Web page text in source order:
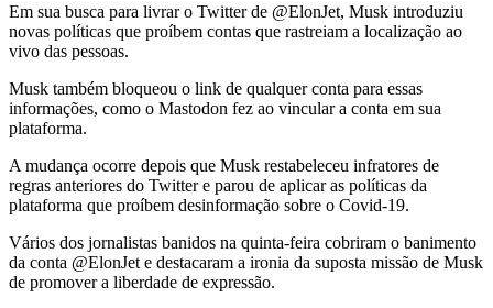
Em sua busca para livrar o Twitter de @ElonJet, Musk introduziu
novas políticas que proíbem contas que rastreiam a localização ao
vivo das pessoas.
Musk também bloqueou o link de qualquer conta para essas
informações, como o Mastodon fez ao vincular a conta em sua
plataforma.
A mudança ocorre depois que Musk restabeleceu infratores de
regras anteriores do Twitter e parou de aplicar as políticas da
plataforma que proíbem desinformação sobre o Covid-19.
Vários dos jornalistas banidos na quinta-feira cobriram o banimento
da conta @ElonJet e destacaram a ironia da suposta missão de Musk
de promover a liberdade de expressão.